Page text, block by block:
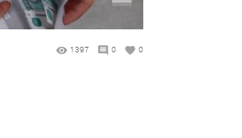
1397 0 0